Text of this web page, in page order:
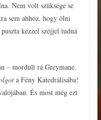
Nem volt szüksége se
sem ahhoz, hogy ölni
kézzel széjjel tudná
– mordult rá Greymane.
a Fény Katedrálisába!
És most még ezt